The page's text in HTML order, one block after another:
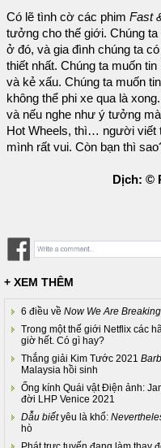
Có lẽ tình cờ các phim Fast
tưởng cho thế giới. Chúng ta
ở đó, và gia đình chúng ta
thiết nhất. Chúng ta muốn
và kẻ xấu. Chúng ta muốn
không thể phi xe qua là
và nếu nghe như ý tưởng
Hot Wheels, thì… người viết
mình rất vui. Còn bạn thì
Dịch: ©
+ XEM THÊM
6 điều về Now We Are
Trong một thế giới Netflix các
giờ hết. Có gì hay?
Thắng giải Kim Tước 2021
Malaysia hồi sinh
Ống kính Quái vật Điện ảnh:
đời LHP Venice 2021
Dẫu biếtyêu là khổ:
hò